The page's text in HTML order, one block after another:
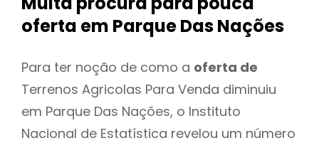
oferta em Parque Das Nações
Para ter noção de como a oferta de
Terrenos Agricolas Para Venda diminuiu
em Parque Das Nações, o Instituto
Nacional de Estatística revelou um número